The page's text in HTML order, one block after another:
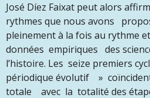
José Díez Faixat peut alors
rythmes que nous avons
pleinement à la fois au rythme
données empiriques des
l’histoire. Les seize premiers
périodique évolutif »
totale avec la totalité des